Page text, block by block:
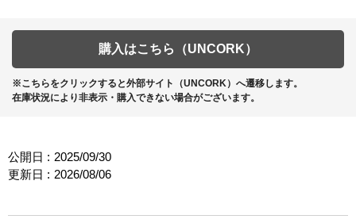
購入はこちら（UNCORK）
※こちらをクリックすると外部サイト（UNCORK）へ遷移します。
在庫状況により非表示・購入できない場合がございます。
公開日 : 2025/09/30
更新日 : 2026/08/06